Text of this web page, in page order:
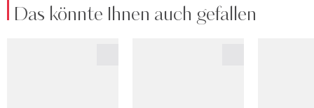
Das könnte Ihnen auch gefallen